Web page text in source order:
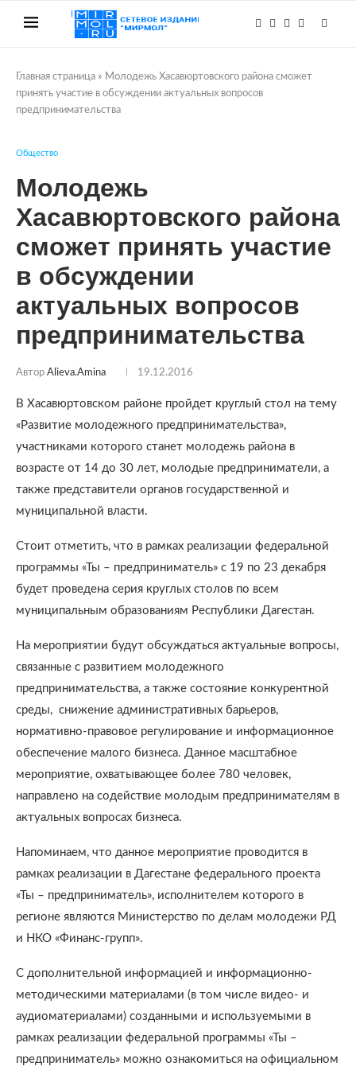
Главная страница » Молодежь Хасавюртовского района сможет
принять участие в обсуждении актуальных вопросов
предпринимательства
Общество
Молодежь
Хасавюртовского района
сможет принять участие
в обсуждении
актуальных вопросов
предпринимательства
Автор Alieva.amina 19.12.2016
В Хасавюртовском районе пройдет круглый стол на тему
«Развитие молодежного предпринимательства»,
участниками которого станет молодежь района в
возрасте от 14 до 30 лет, молодые предприниматели, а
также представители органов государственной и
муниципальной власти.
Стоит отметить, что в рамках реализации федеральной
программы «Ты – предприниматель» с 19 по 23 декабря
будет проведена серия круглых столов по всем
муниципальным образованиям Республики Дагестан.
На мероприятии будут обсуждаться актуальные вопросы,
связанные с развитием молодежного
предпринимательства, а также состояние конкурентной
среды, снижение административных барьеров,
нормативно-правовое регулирование и информационное
обеспечение малого бизнеса. Данное масштабное
мероприятие, охватывающее более 780 человек,
направлено на содействие молодым предпринимателям в
актуальных вопросах бизнеса.
Напоминаем, что данное мероприятие проводится в
рамках реализации в Дагестане федерального проекта
«Ты – предприниматель», исполнителем которого в
регионе являются Министерство по делам молодежи РД
и НКО «Финанс-групп».
С дополнительной информацией и информационно-
методическими материалами (в том числе видео- и
аудиоматериалами) созданными и используемыми в
рамках реализации федеральной программы «Ты –
предприниматель» можно ознакомиться на официальном